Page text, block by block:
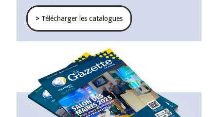
>Télécharger les catalogues